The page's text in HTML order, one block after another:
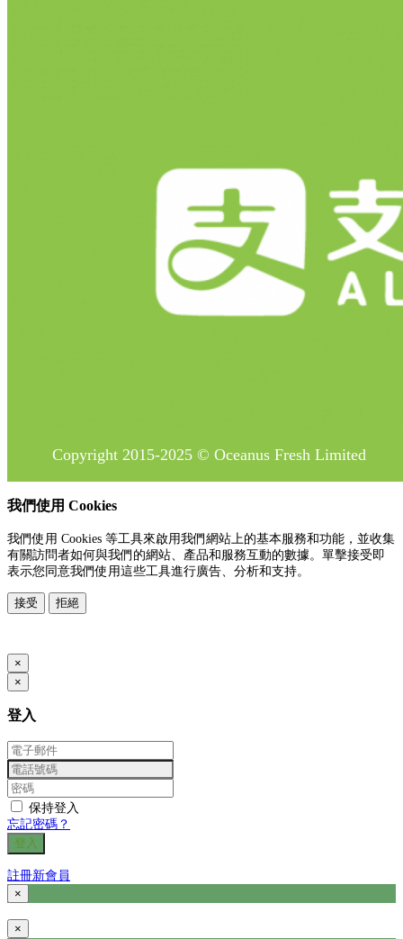
Copyright 2015-2025 © Oceanus Fresh Limited
我們使用 Cookies
我們使用 Cookies 等工具來啟用我們網站上的基本服務和功能，並收集
有關訪問者如何與我們的網站、產品和服務互動的數據。單擊接受即
表示您同意我們使用這些工具進行廣告、分析和支持。
接受 拒絕
×
×
登入
保持登入
忘記密碼？
登入
註冊新會員
×
×